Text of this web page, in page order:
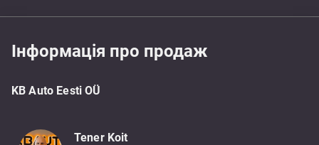
Інформація про продаж
KB Auto Eesti OÜ
Tener Koit